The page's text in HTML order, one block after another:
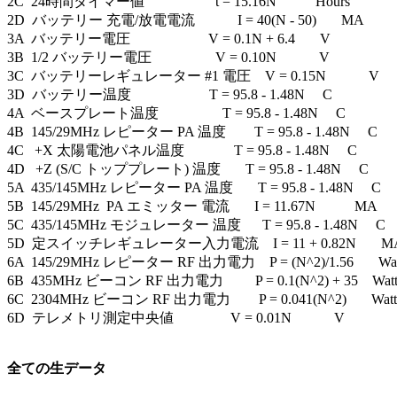
2D  バッテリー 充電/放電電流            I = 40(N - 50)       MA
3A  バッテリー電圧                      V = 0.1N + 6.4       V
3B  1/2 バッテリー電圧                  V = 0.10N            V
3C  バッテリーレギュレーター #1 電圧    V = 0.15N            V
3D  バッテリー温度                      T = 95.8 - 1.48N     C
4A  ベースプレート温度                  T = 95.8 - 1.48N     C
4B  145/29MHz レピーター PA 温度        T = 95.8 - 1.48N     C
4C   +X 太陽電池パネル温度              T = 95.8 - 1.48N     C
4D   +Z (S/C トッププレート) 温度       T = 95.8 - 1.48N     C
5A  435/145MHz レピーター PA 温度       T = 95.8 - 1.48N     C
5B  145/29MHz  PA エミッター 電流       I = 11.67N           MA
5C  435/145MHz モジュレーター 温度      T = 95.8 - 1.48N     C
5D  定スイッチレギュレーター入力電流    I = 11 + 0.82N
6A  145/29MHz レピーター RF 出力電力    P = (N^2)/1.56
6B  435MHz ビーコン RF 出力電力         P = 0.1(N^2) + 35
6C  2304MHz ビーコン RF 出力電力        P = 0.041(N^2)
6D  テレメトリ測定中央値                V = 0.01N            V
全ての生データ